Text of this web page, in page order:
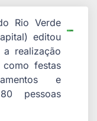
Rio Verde
editou
realização
como festas
e
pessoas